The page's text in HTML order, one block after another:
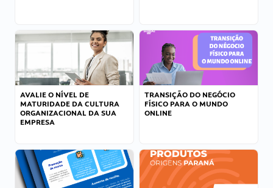
AVALIE O NÍVEL DE
MATURIDADE DA CULTURA
ORGANIZACIONAL DA SUA
EMPRESA
TRANSIÇÃO DO NEGÓCIO
FÍSICO PARA O MUNDO
ONLINE